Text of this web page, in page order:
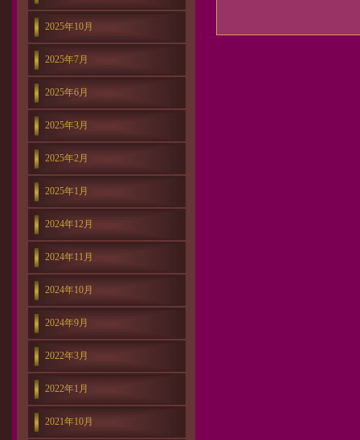
2025年10月
2025年7月
2025年6月
2025年3月
2025年2月
2025年1月
2024年12月
2024年11月
2024年10月
2024年9月
2022年3月
2022年1月
2021年10月